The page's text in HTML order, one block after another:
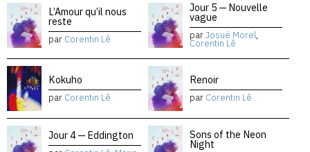
L’Amour qu’il nous
reste
par Corentin Lê
Jour 5 — Nouvelle
vague
parJosué Morel,
Corentin Lê
Kokuho
par Corentin Lê
Renoir
par Corentin Lê
Jour 4 — Eddington Sons of the Neon
Night